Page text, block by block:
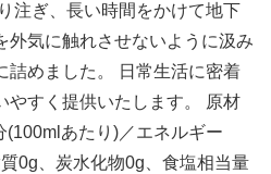
注ぎ、長い時間をかけて地下
外気に触れさせないように汲み
詰めました。 日常生活に密着
やすく提供いたします。 原材
あたり)／エネルギー
0g、炭水化物0g、食塩相当量